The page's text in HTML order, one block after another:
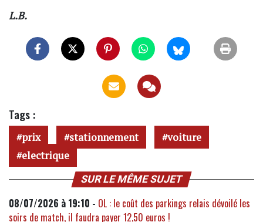
L.B.
Tags :
prix stationnement
voiture
electrique
SUR LE MÊME SUJET
08/07/2026 à 19:10 - OL : le coût des parkings relais dévoilé les
soirs de match, il faudra payer 12,50 euros !